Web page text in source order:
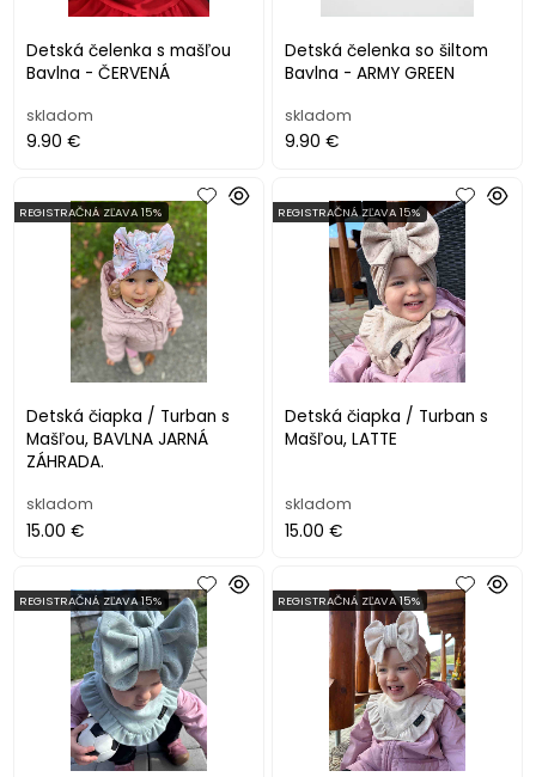
Detská čelenka s mašľou
Bavlna - ČERVENÁ
skladom
9.90 €
Detská čelenka so šiltom
Bavlna - ARMY GREEN
skladom
9.90 €
Detská čiapka / Turban s
Mašľou, BAVLNA JARNÁ
ZÁHRADA.
REGISTRAČNÁ ZĽAVA 15%
skladom
15.00 €
Detská čiapka / Turban s
Mašľou, LATTE
REGISTRAČNÁ ZĽAVA 15%
skladom
15.00 €
REGISTRAČNÁ ZĽAVA 15% REGISTRAČNÁ ZĽAVA 15%